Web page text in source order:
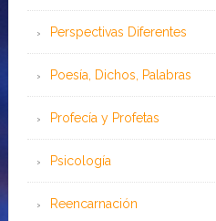
Perspectivas Diferentes
Poesía, Dichos, Palabras
Profecía y Profetas
Psicología
Reencarnación